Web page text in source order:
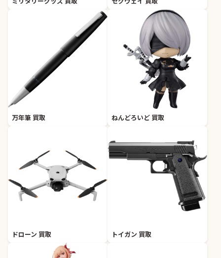
万年筆 買取 ねんどろいど 買取
ドローン 買取 トイガン 買取